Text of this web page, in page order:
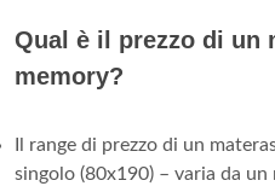
Qual è il prezzo di un
memory?
Il range di prezzo di un
singolo (80x190) – varia da